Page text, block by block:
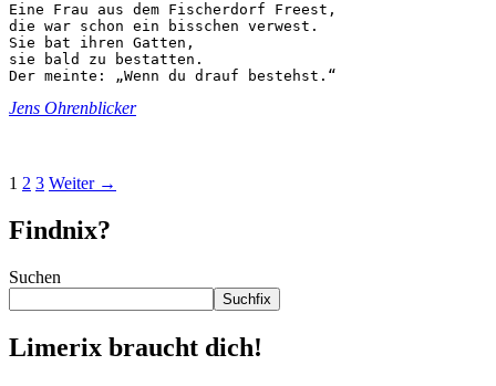
Eine Frau aus dem Fischerdorf Freest,
die war schon ein bisschen verwest.
Sie bat ihren Gatten,
sie bald zu bestatten.
Der meinte: „Wenn du drauf bestehst.“
Jens Ohrenblicker
1 2 3 Weiter →
Findnix?
Suchen
Suchfix
Limerix braucht dich!